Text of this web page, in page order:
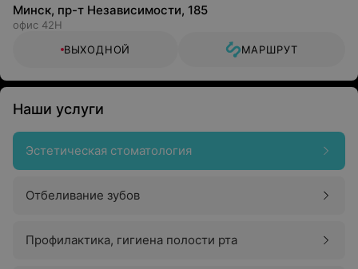
Минск, пр-т Независимости, 185
офис 42Н
ВЫХОДНОЙ
МАРШРУТ
Наши услуги
Эстетическая стоматология
Отбеливание зубов
Профилактика, гигиена полости рта